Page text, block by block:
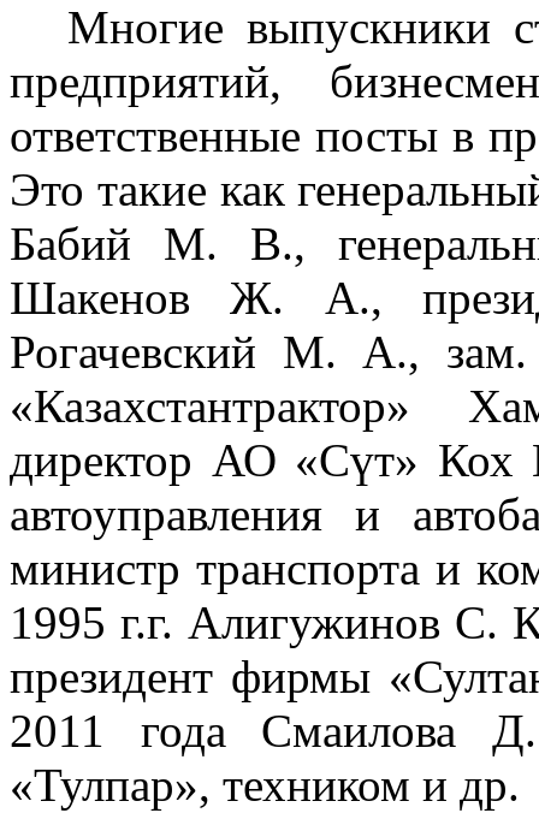
Многие выпускники
предприятий,
ответственные посты в
Это такие как
Бабий М. В.,
Шакенов Ж. А.,
Рогачевский М. А., зам.
«Казахстантрактор»
директор АО «Сүт» Кох
автоуправления и
министр транспорта и
1995 г.г. Алигужинов С.
президент фирмы
2011 года Смаилова
«Тулпар», техником и др.